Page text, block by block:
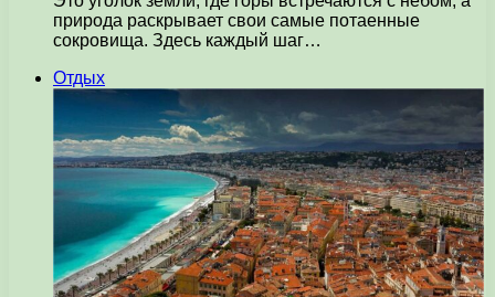
природа раскрывает свои самые потаенные
сокровища. Здесь каждый шаг…
Отдых